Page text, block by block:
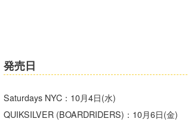
発売日
Saturdays NYC：10月4日(水)
QUIKSILVER (BOARDRIDERS)：10月6日(金)